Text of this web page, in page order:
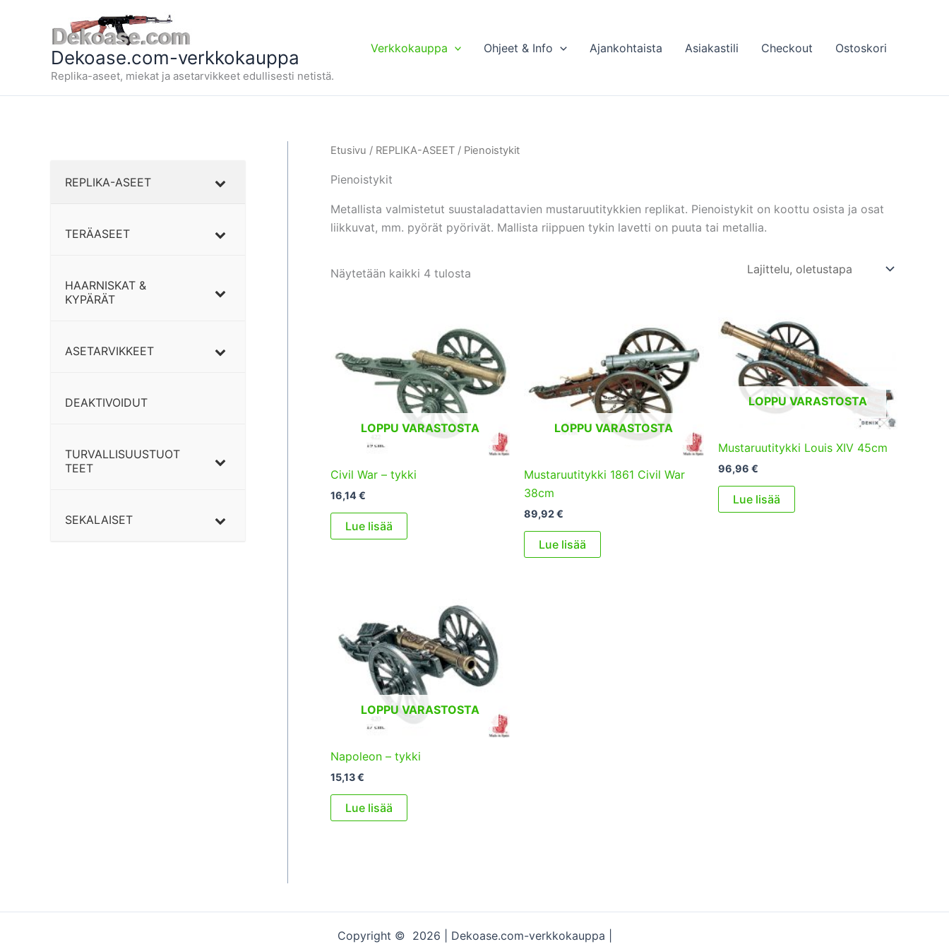
Dekoase.com-verkkokauppa
Replika-aseet, miekat ja asetarvikkeet edullisesti netistä.
Verkkokauppa Ohjeet & Info Ajankohtaista Asiakastili Checkout Ostoskori
REPLIKA-ASEET
TERÄASEET
HAARNISKAT &
KYPÄRÄT
ASETARVIKKEET
DEAKTIVOIDUT
TURVALLISUUSTUOT
TEET
SEKALAISET
Etusivu / REPLIKA-ASEET / Pienoistykit
Pienoistykit
Metallista valmistetut suustaladattavien mustaruutitykkien replikat. Pienoistykit on koottu osista ja osat
liikkuvat, mm. pyörät pyörivät. Mallista riippuen tykin lavetti on puuta tai metallia.
Näytetään kaikki 4 tulosta
LOPPU VARASTOSTA
Civil War – tykki
16,14€
Lue lisää
LOPPU VARASTOSTA
Mustaruutitykki 1861 Civil War
38cm
89,92€
Lue lisää
LOPPU VARASTOSTA
Mustaruutitykki Louis XIV 45cm
96,96 €
Lue lisää
LOPPU VARASTOSTA
Napoleon – tykki
15,13€
Lue lisää
Copyright © 2026 | Dekoase.com-verkkokauppa |